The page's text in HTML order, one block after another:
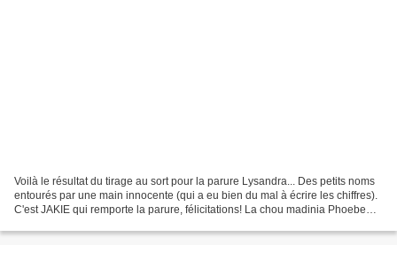
Voilà le résultat du tirage au sort pour la parure Lysandra... Des petits noms
entourés par une main innocente (qui a eu bien du mal à écrire les chiffres).
C'est JAKIE qui remporte la parure, félicitations! La chou madinia Phoebe